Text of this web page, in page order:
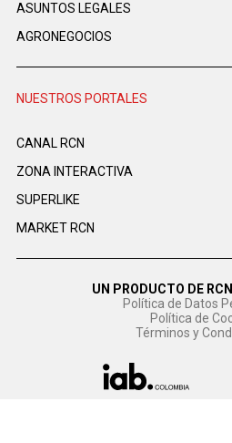
ASUNTOS LEGALES
AGRONEGOCIOS
NUESTROS PORTALES
CANAL RCN
ZONA INTERACTIVA
SUPERLIKE
MARKET RCN
UN PRODUCTO DE
Política de Datos
Política de
Términos y